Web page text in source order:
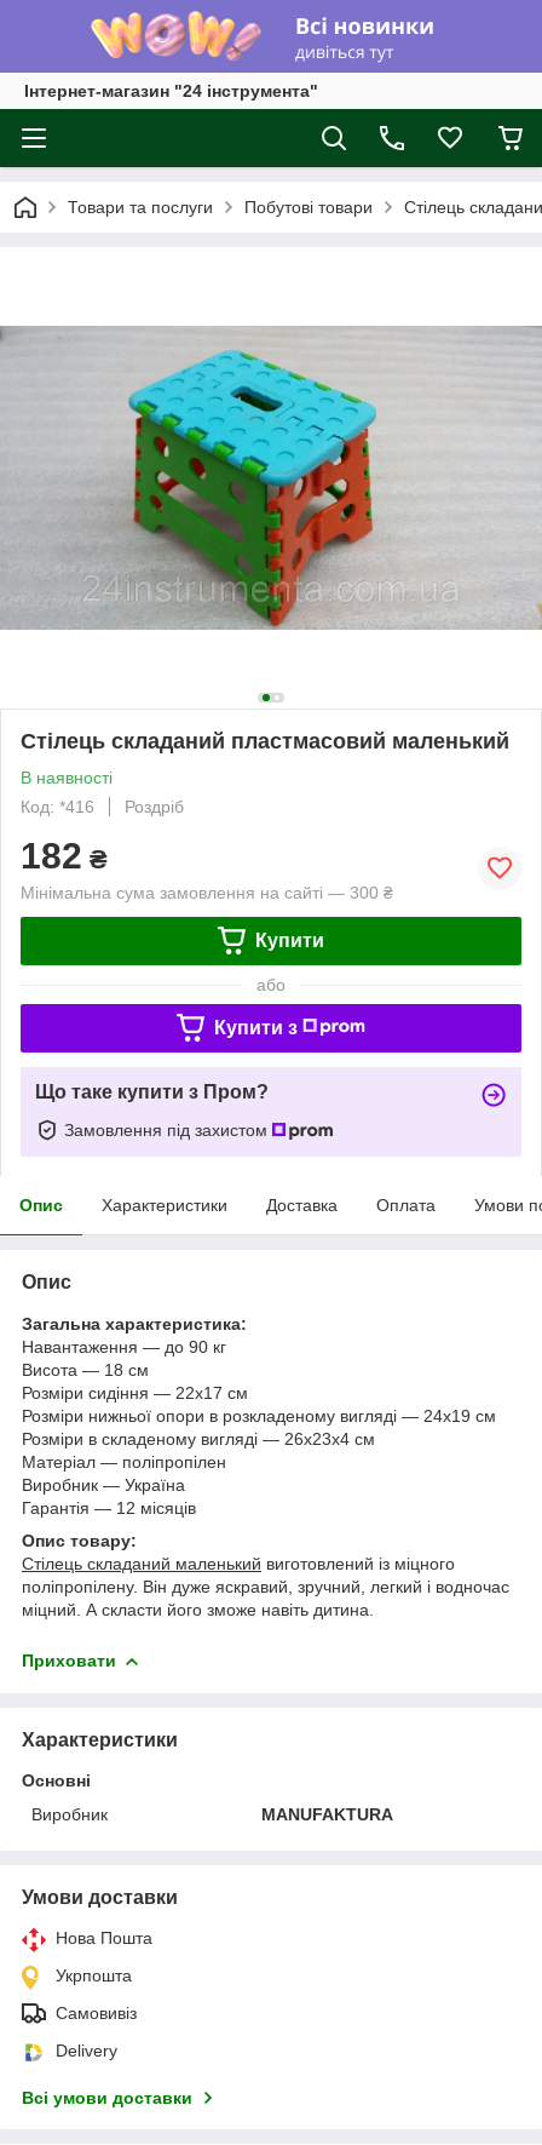
Інтернет-магазин "24 інструмента"
Товари та послуги Побутові товари Стілець
Стілець складаний пластмасовий маленький
В наявності
Код: *416
Роздріб
182 ₴
Мінімальна сума замовлення на сайті — 300 ₴
Купити
або
Купити з
Що таке купити з Пром?
Замовлення під захистом
Опис Характеристики Доставка Оплата Умови
Опис
Загальна характеристика:
Навантаження — до 90 кг
Висота — 18 см
Розміри сидіння — 22х17 см
Розміри нижньої опори в розкладеному вигляді — 24х19 см
Розміри в складеному вигляді — 26х23х4 см
Матеріал — поліпропілен
Виробник — Україна
Гарантія — 12 місяців
Опис товару:
Стілець складаний маленький виготовлений із міцного
поліпропілену. Він дуже яскравий, зручний, легкий і водночас
міцний. А скласти його зможе навіть дитина.
Приховати
Характеристики
Основні
Виробник
MANUFAKTURA
Умови доставки
Нова Пошта
Укрпошта
Самовивіз
Delivery
Всі умови доставки